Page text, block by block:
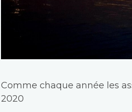
Comme chaque année les
2020